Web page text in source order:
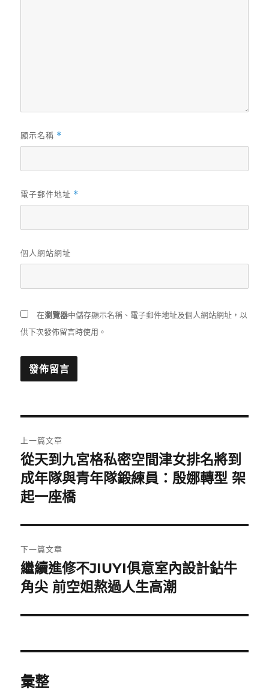
顯示名稱 *
電子郵件地址 *
個人網站網址
在瀏覽器中儲存顯示名稱、電子郵件地址及個人網站網址，以
供下次發佈留言時使用。
章
導
覽
上一篇文章
上
一
篇
章:
從天到九宮格私密空間津女排名將到
成年隊與青年隊鍛練員：殷娜轉型 架
起一座橋
下一篇文章
下
一
文
繼續進修不JIUYI俱意室內設計鉆牛
角尖 前空姐熬過人生高潮
彙整